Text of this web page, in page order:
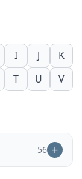
I J
K
T U
V
56